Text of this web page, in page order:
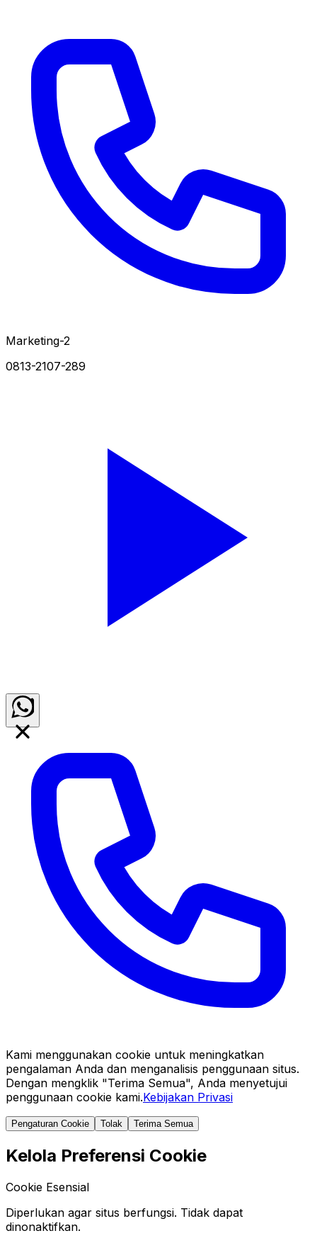
Marketing-2
0813-2107-289
Kami menggunakan cookie untuk meningkatkan
pengalaman Anda dan menganalisis penggunaan situs.
Dengan mengklik "Terima Semua", Anda menyetujui
penggunaan cookie kami.Kebijakan Privasi
Pengaturan Cookie Tolak Terima Semua
Kelola Preferensi Cookie
Cookie Esensial
Diperlukan agar situs berfungsi. Tidak dapat
dinonaktifkan.